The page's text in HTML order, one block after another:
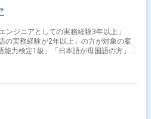
6ヶ月以上（延長の可能性あり） ・フ
らば即日、希望9月上旬 ・就業時間
エンジニアとしての実務経験3年以上」
の実務経験が2年以上」の方が対象の案
力検定1級」「日本語が母国語の方」
「アルゴリズムで、
するソフトウェア開発となり、 オンライ